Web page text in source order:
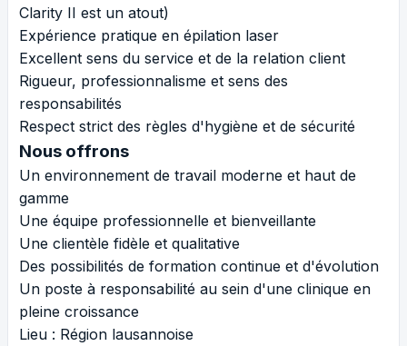
Clarity II est un atout)
Expérience pratique en épilation laser
Excellent sens du service et de la relation client
Rigueur, professionnalisme et sens des
responsabilités
Respect strict des règles d'hygiène et de sécurité
Nous offrons
Un environnement de travail moderne et haut de
gamme
Une équipe professionnelle et bienveillante
Une clientèle fidèle et qualitative
Des possibilités de formation continue et d'évolution
Un poste à responsabilité au sein d'une clinique en
pleine croissance
Lieu : Région lausannoise